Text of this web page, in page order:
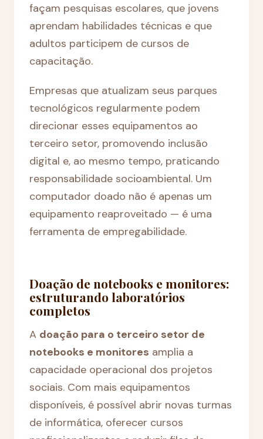
façam pesquisas escolares, que jovens
aprendam habilidades técnicas e que
adultos participem de cursos de
capacitação.
Empresas que atualizam seus parques
tecnológicos regularmente podem
direcionar esses equipamentos ao
terceiro setor, promovendo inclusão
digital e, ao mesmo tempo, praticando
responsabilidade socioambiental. Um
computador doado não é apenas um
equipamento reaproveitado — é uma
ferramenta de empregabilidade.
Doação de notebooks e monitores:
estruturando laboratórios
completos
A doação para o terceiro setor de
notebooks e monitores amplia a
capacidade operacional dos projetos
sociais. Com mais equipamentos
disponíveis, é possível abrir novas turmas
de informática, oferecer cursos